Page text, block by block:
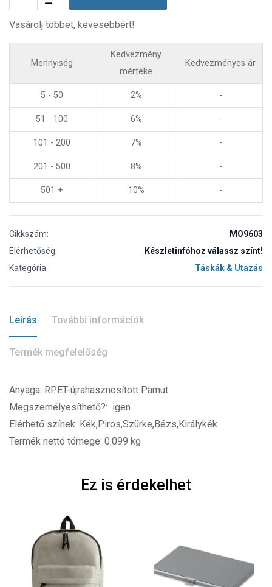
Vásárolj többet, kevesebbért!
Mennyiség
Kedvezmény
mértéke
Kedvezményes ár
5 - 50 2% -
51 - 100 6% -
101 - 200 7% -
201 - 500 8% -
501 + 10% -
Cikkszám:
MO9603
Elérhetőség:
Készletinfóhoz válassz színt!
Kategória:
Táskák & Utazás
Leírás További információk
Termék megfelelőség
Anyaga: RPET-újrahasznosított Pamut
Megszemélyesíthető?: igen
Elérhető színek: Kék,Piros,Szürke,Bézs,Királykék
Termék nettó tömege: 0.099 kg
Ez is érdekelhet